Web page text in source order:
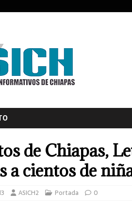
de Chiapas,
a cientos de
ASICH2 Portada 0